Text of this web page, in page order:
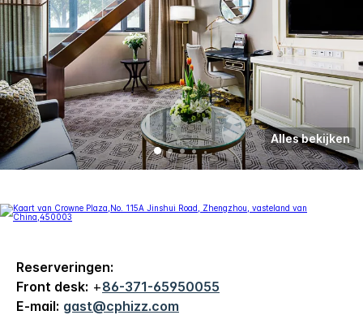
Alles bekijken
Reserveringen:
Front desk: +86-371-65950055
E-mail: gast@cphizz.com